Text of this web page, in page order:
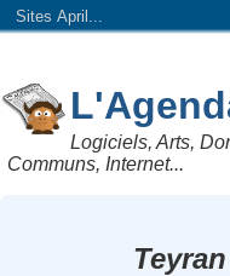
Sites April...
Logiciels, Arts,
Communs, Internet...
Teyran